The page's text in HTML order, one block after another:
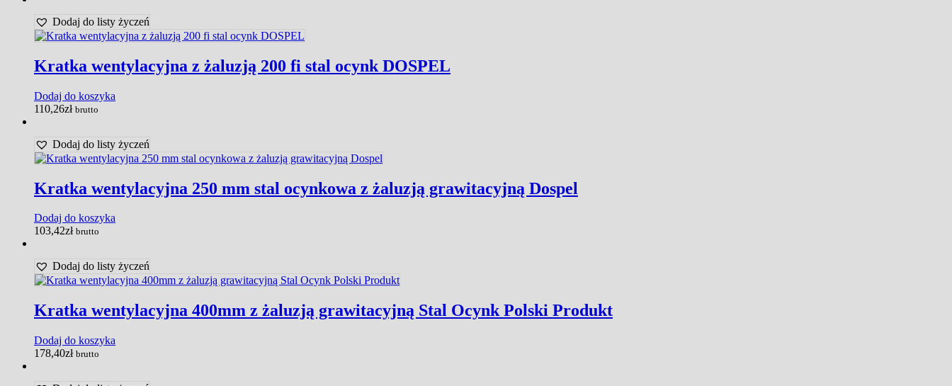
Dodaj do listy życzeń
Kratka wentylacyjna z żaluzją 200 fi stal ocynk DOSPEL
Dodaj do koszyka
110,26zł brutto
Dodaj do listy życzeń
Kratka wentylacyjna 250 mm stal ocynkowa z żaluzją grawitacyjną Dospel
Dodaj do koszyka
103,42zł brutto
Dodaj do listy życzeń
Kratka wentylacyjna 400mm z żaluzją grawitacyjną Stal Ocynk Polski Produkt
Dodaj do koszyka
178,40zł brutto